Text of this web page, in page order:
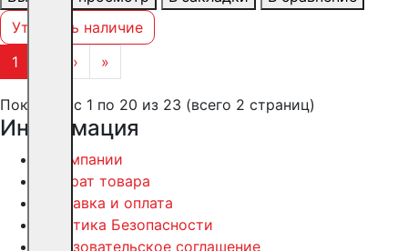
Уточнить наличие
1
› »
Показано с 1 по 20 из 23 (всего 2 страниц)
Информация
О компании
Возврат товара
Доставка и оплата
Политика Безопасности
Пользовательское соглашение